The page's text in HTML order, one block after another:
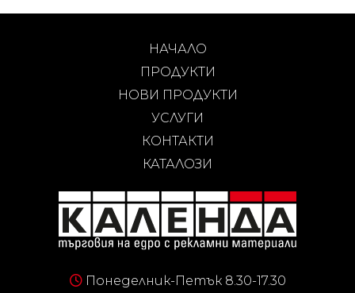
НАЧАЛО
ПРОДУКТИ
НОВИ ПРОДУКТИ
УСЛУГИ
КОНТАКТИ
КАТАЛОЗИ
Понеделник-Петък 8.30-17.30